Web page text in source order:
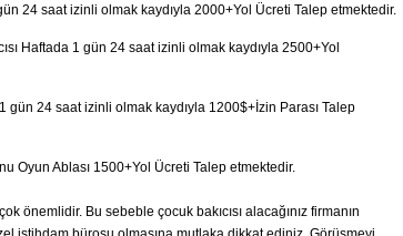
gün 24 saat izinli olmak kaydıyla 2000+Yol Ücreti Talep etmektedir.
Haftada 1 gün 24 saat izinli olmak kaydıyla 2500+Yol
gün 24 saat izinli olmak kaydıyla 1200$+İzin Parası Talep
Oyun Ablası 1500+Yol Ücreti Talep etmektedir.
önemlidir. Bu sebeble çocuk bakıcısı alacağınız firmanın